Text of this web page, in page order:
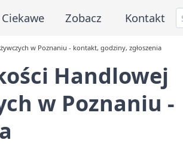
Ciekawe Zobacz Kontakt
w Poznaniu - kontakt, godziny, zgłoszenia
Handlowej
w Poznaniu -